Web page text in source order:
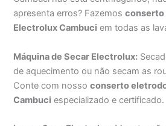
apresenta erros? Fazemos
Electrolux Cambuci em todas as
Máquina de Secar Electrolux:
de aquecimento ou não secam as
Conte com nossoconserto
Cambuci especializado e certificado.